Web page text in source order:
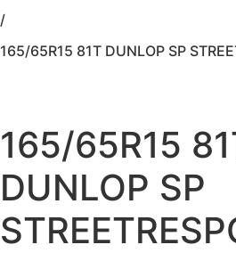
/
165/65R15 81T DUNLOP SP
165/65R15
DUNLOP SP